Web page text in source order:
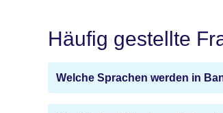
Häufig gestellte
Welche Sprachen werden in